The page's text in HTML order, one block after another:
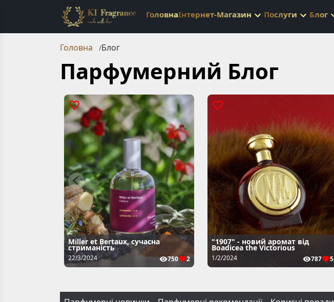
ГоловнаІнтернет-Магазин Послуги Блог
Головна /Блог
Парфумерний Блог
Miller et Bertaux, сучасна
стриманість
22/3/2024 750 2
"1907" - новий аромат від
Boadicea the Victorious
1/2/2024 787 5